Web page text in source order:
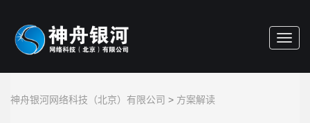
神舟银河网络科技（北京）有限公司 > 方案解读